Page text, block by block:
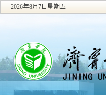
2026年8月7日星期五